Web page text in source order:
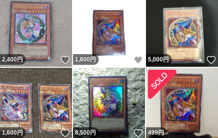
2,400円 いいね！
1,800 円 いいね！
5,000円
1,600円 いいね！
8,500円 いいね！
499円